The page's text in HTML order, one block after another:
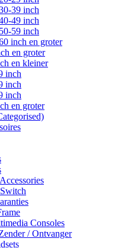
39 inch
49 inch
59 inch
inch en groter
en groter
en kleiner
inch
inch
inch
en groter
Consoles
/ Ontvanger